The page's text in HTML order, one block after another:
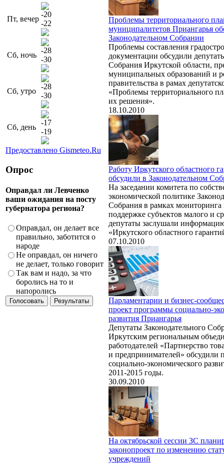
Пт, вечер
-20
-22
Сб, ночь
-28
-30
Сб, утро
-28
-30
Сб, день
-17
-19
Предоставлено Gismeteo.Ru
Опрос
Оправдал ли Левченко
ваши ожидания на посту
губернатора региона?
Оправдал, он делает все
правильно, заботится о
народе
Не оправдал, он ничего
не делает, только говорит
Так вам и надо, за что
боролись на то и
напоролись
Проблемы территориального
муниципалитетов Приангарья
Законодательном Собрании
Проблемы составления
документации обсудили
Собрания Иркутской области,
муниципальных образований и
правительства в рамах
«Проблемы территориального
их решения».
18.10.2010
Работу Иркутского областного
обсудили в Законодательном
На заседании комитета по
экономической политике
Собрания в рамках
поддержке субъектов малого и
депутаты заслушали
«Иркутского областного
07.10.2010
Парламентарии и бизнес-
проект программы социально-
развития Приангарья
Депутаты Законодательного
Иркутским региональным
работодателей «Партнерство
и предпринимателей» обсудили
социально-экономического
2011-2015 годы.
30.09.2010
На октябрьской сессии ЗС
законопроект по изменению
учреждений